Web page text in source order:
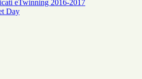
eTwinning 2016-2017
Day